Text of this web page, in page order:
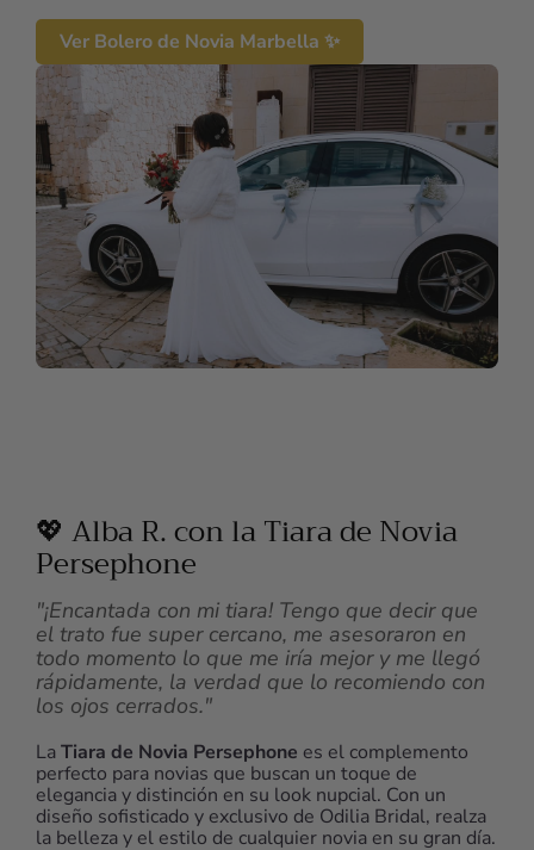
Ver Bolero de Novia Marbella ✨
💖 Alba R. con la Tiara de Novia
Persephone
"¡Encantada con mi tiara! Tengo que decir que
el trato fue super cercano, me asesoraron en
todo momento lo que me iría mejor y me llegó
rápidamente, la verdad que lo recomiendo con
los ojos cerrados."
LaTiara de Novia Persephone es el complemento
perfecto para novias que buscan un toque de
elegancia y distinción en su look nupcial. Con un
diseño sofisticado y exclusivo de Odilia Bridal, realza
la belleza y el estilo de cualquier novia en su gran día.